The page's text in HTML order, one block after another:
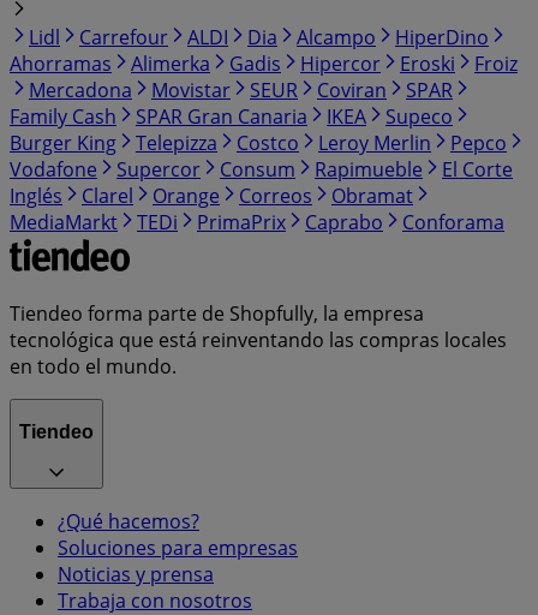
Lidl
Carrefour ALDI Dia Alcampo
HiperDino
Ahorramas
Alimerka Gadis Hipercor Eroski
Froiz
Mercadona
Movistar SEUR Coviran
SPAR
Family Cash
SPAR Gran Canaria IKEA
Supeco
Burger King
Telepizza Costco Leroy Merlin
Pepco
Vodafone
Supercor Consum Rapimueble
El Corte
Inglés
Clarel Orange Correos
Obramat
MediaMarkt
TEDi PrimaPrix Caprabo Conforama
Tiendeo forma parte de Shopfully, la empresa
tecnológica que está reinventando las compras locales
en todo el mundo.
Tiendeo
¿Qué hacemos?
Soluciones para empresas
Noticias y prensa
Trabaja con nosotros